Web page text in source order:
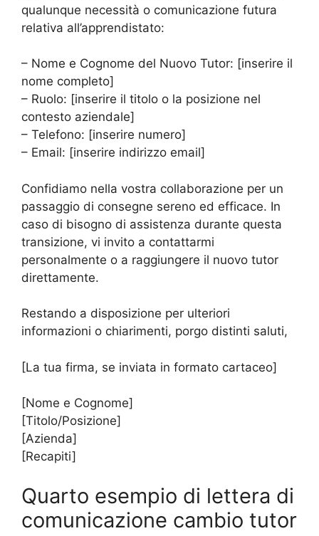
qualunque necessità o comunicazione futura
relativa all’apprendistato:
– Nome e Cognome del Nuovo Tutor: [inserire il
nome completo]
– Ruolo: [inserire il titolo o la posizione nel
contesto aziendale]
– Telefono: [inserire numero]
– Email: [inserire indirizzo email]
Confidiamo nella vostra collaborazione per un
passaggio di consegne sereno ed efficace. In
caso di bisogno di assistenza durante questa
transizione, vi invito a contattarmi
personalmente o a raggiungere il nuovo tutor
direttamente.
Restando a disposizione per ulteriori
informazioni o chiarimenti, porgo distinti saluti,
[La tua firma, se inviata in formato cartaceo]
[Nome e Cognome]
[Titolo/Posizione]
[Azienda]
[Recapiti]
Quarto esempio di lettera di
comunicazione cambio tutor